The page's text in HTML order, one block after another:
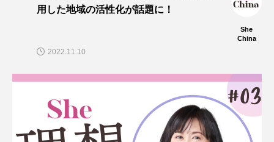
用した地域の活性化が話題に！
She
China
2022.11.10